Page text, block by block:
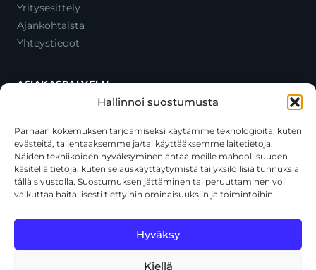
Hallinnoi suostumusta
Parhaan kokemuksen tarjoamiseksi käytämme teknologioita, kuten
evästeitä, tallentaaksemme ja/tai käyttääksemme laitetietoja.
Näiden tekniikoiden hyväksyminen antaa meille mahdollisuuden
käsitellä tietoja, kuten selauskäyttäytymistä tai yksilöllisiä tunnuksia
tällä sivustolla. Suostumuksen jättäminen tai peruuttaminen voi
vaikuttaa haitallisesti tiettyihin ominaisuuksiin ja toimintoihin.
Hyväksy
Kiellä
Yritysesittely
Ajankohtaista
Yhteystiedot
ASIAKASPALVELU
Oma tili
Maksutavat
Toimitustavat
Usein kysytyt kysymykset
+358 44 270 3795
asiakaspalvelu@toolcat.fi